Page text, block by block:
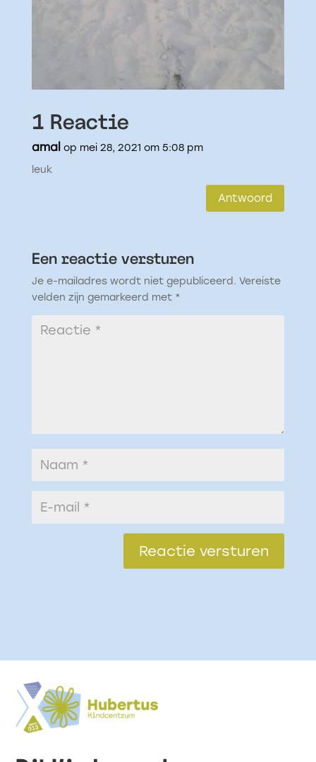
1 Reactie
amal op mei 28, 2021 om 5:08 pm
leuk
Antwoord
Een reactie versturen
Je e-mailadres wordt niet gepubliceerd. Vereiste
velden zijn gemarkeerd met *
Reactie versturen